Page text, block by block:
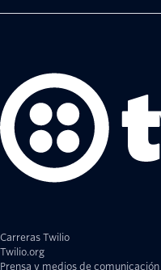
Carreras Twilio
Twilio.org
Prensa y medios de comunicación